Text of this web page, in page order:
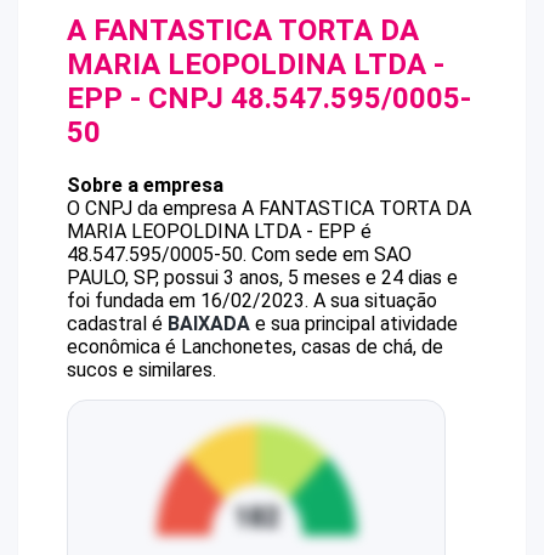
A FANTASTICA TORTA DA
MARIA LEOPOLDINA LTDA -
EPP - CNPJ 48.547.595/0005-
50
Sobre a empresa
O CNPJ da empresa A FANTASTICA TORTA DA
MARIA LEOPOLDINA LTDA - EPP é
48.547.595/0005-50. Com sede em SAO
PAULO, SP, possui 3 anos, 5 meses e 24 dias e
foi fundada em 16/02/2023. A sua situação
cadastral é BAIXADA e sua principal atividade
econômica é Lanchonetes, casas de chá, de
sucos e similares.